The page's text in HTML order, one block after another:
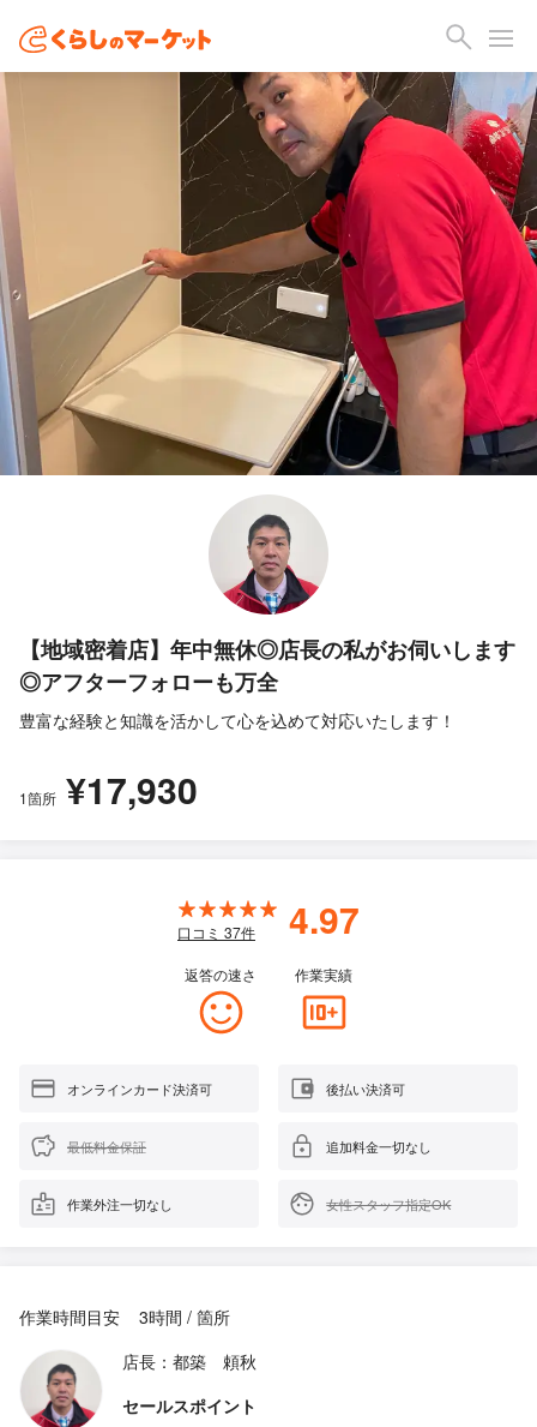
【地域密着店】年中無休◎店長の私がお伺いします
◎アフターフォローも万全
豊富な経験と知識を活かして心を込めて対応いたします！
1箇所 ¥17,930
口コミ 37件 4.97
返答の速さ 作業実績
オンラインカード決済可 後払い決済可
最低料金保証 追加料金一切なし
作業外注一切なし 女性スタッフ指定OK
作業時間目安
3時間 / 箇所
店長：都築 頼秋
セールスポイント